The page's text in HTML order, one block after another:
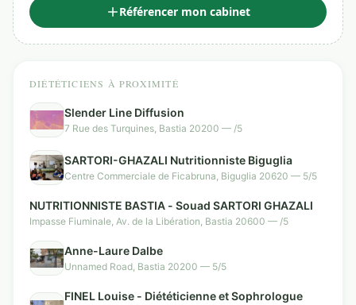
Référencer mon cabinet
DIÉTÉTICIENS À PROXIMITÉ
Slender Line Diffusion
7 Rue des Turquines, Bastia 20200 — /5
SARTORI-GHAZALI Nutritionniste Biguglia
Centre Commerciale de Ficabruna, Biguglia 20620 — 5/5
NUTRITIONNISTE BASTIA - Souad SARTORI GHAZALI
Impasse Fiuminale, Av. de la Libération, Bastia 20600 — /5
Anne-Laure Dalbe
Unnamed Road, Bastia 20200 — 5/5
FINEL Louise - Diététicienne et Sophrologue